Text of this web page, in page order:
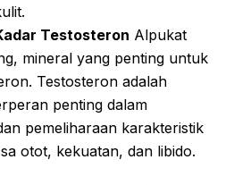
Testosteron Alpukat
mineral yang penting untuk
Testosteron adalah
penting dalam
pemeliharaan karakteristik
otot, kekuatan, dan libido.